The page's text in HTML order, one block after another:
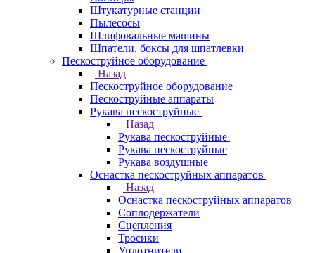
Штукатурные станции
Пылесосы
Шлифовальные машины
Шпатели, боксы для шпатлевки
Пескоструйное оборудование
Назад
Пескоструйное оборудование
Пескоструйные аппараты
Рукава пескоструйные
Назад
Рукава пескоструйные
Рукава пескоструйные
Рукава воздушные
Оснастка пескоструйных аппаратов
Назад
Оснастка пескоструйных аппаратов
Соплодержатели
Сцепления
Тросики
Уплотнители